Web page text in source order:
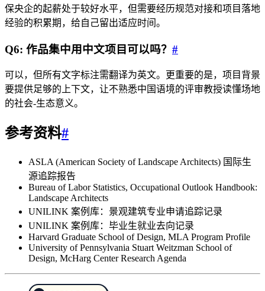
保央企的起薪处于较好水平，但需要经历规范对接和项目落地
经验的积累期，给自己留出适应时间。
Q6: 作品集中用中文项目可以吗？ #
可以，但所有文字标注需翻译为英文。更重要的是，项目背景
要提供足够的上下文，让不熟悉中国语境的评审教授读懂场地
的社会-生态意义。
参考资料#
ASLA (American Society of Landscape Architects) 国际生
源追踪报告
Bureau of Labor Statistics, Occupational Outlook Handbook:
Landscape Architects
UNILINK 案例库：景观建筑专业申请追踪记录
UNILINK 案例库：毕业生就业去向记录
Harvard Graduate School of Design, MLA Program Profile
University of Pennsylvania Stuart Weitzman School of
Design, McHarg Center Research Agenda